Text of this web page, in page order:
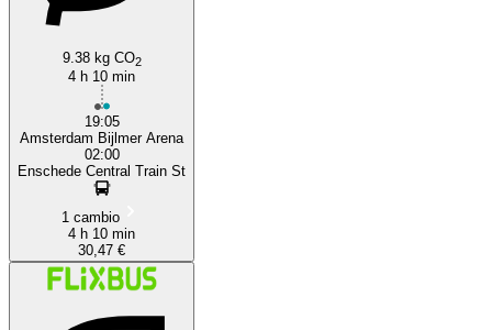
9.38 kg CO2
4 h 10 min
19:05
Amsterdam Bijlmer Arena
02:00
Enschede Central Train St
1 cambio
4 h 10 min
30,47 €